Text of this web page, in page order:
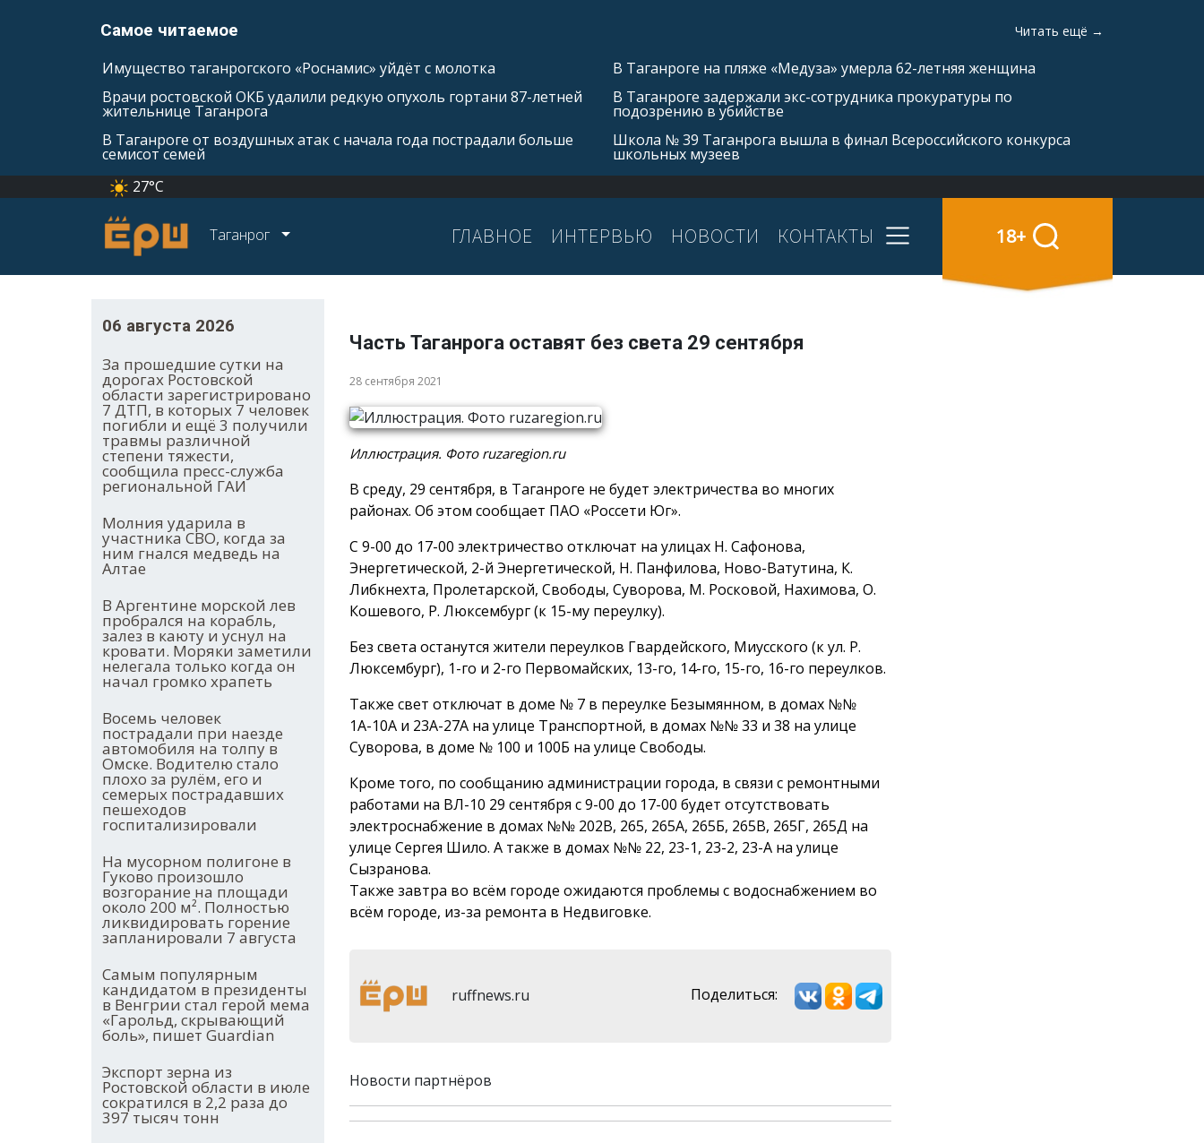
Самое читаемое Читать ещё →
Имущество таганрогского «Роснамис» уйдёт с молотка
Врачи ростовской ОКБ удалили редкую опухоль гортани 87-летней
жительнице Таганрога
В Таганроге от воздушных атак с начала года пострадали больше
семисот семей
В Таганроге на пляже «Медуза» умерла 62-летняя женщина
В Таганроге задержали экс-сотрудника прокуратуры по
подозрению в убийстве
Школа № 39 Таганрога вышла в финал Всероссийского конкурса
школьных музеев
27°C
Таганрог ГЛАВНОЕ ИНТЕРВЬЮ НОВОСТИ КОНТАКТЫ 18+
06 августа 2026
За прошедшие сутки на
дорогах Ростовской
области зарегистрировано
7 ДТП, в которых 7 человек
погибли и ещё 3 получили
травмы различной
степени тяжести,
сообщила пресс-служба
региональной ГАИ
Молния ударила в
участника СВО, когда за
ним гнался медведь на
Алтае
В Аргентине морской лев
пробрался на корабль,
залез в каюту и уснул на
кровати. Моряки заметили
нелегала только когда он
начал громко храпеть
Восемь человек
пострадали при наезде
автомобиля на толпу в
Омске. Водителю стало
плохо за рулём, его и
семерых пострадавших
пешеходов
госпитализировали
На мусорном полигоне в
Гуково произошло
возгорание на площади
около 200 м². Полностью
ликвидировать горение
запланировали 7 августа
Самым популярным
кандидатом в президенты
в Венгрии стал герой мема
«Гарольд, скрывающий
боль», пишет Guardian
Экспорт зерна из
Ростовской области в июле
сократился в 2,2 раза до
397 тысяч тонн
Часть Таганрога оставят без света 29 сентября
28 сентября 2021
Иллюстрация. Фото ruzaregion.ru
В среду, 29 сентября, в Таганроге не будет электричества во многих
районах. Об этом сообщает ПАО «Россети Юг».
С 9-00 до 17-00 электричество отключат на улицах Н. Сафонова,
Энергетической, 2-й Энергетической, Н. Панфилова, Ново-Ватутина, К.
Либкнехта, Пролетарской, Свободы, Суворова, М. Росковой, Нахимова, О.
Кошевого, Р. Люксембург (к 15-му переулку).
Без света останутся жители переулков Гвардейского, Миусского (к ул. Р.
Люксембург), 1-го и 2-го Первомайских, 13-го, 14-го, 15-го, 16-го переулков.
Также свет отключат в доме № 7 в переулке Безымянном, в домах №№
1А-10А и 23А-27А на улице Транспортной, в домах №№ 33 и 38 на улице
Суворова, в доме № 100 и 100Б на улице Свободы.
Кроме того, по сообщанию администрации города, в связи с ремонтными
работами на ВЛ-10 29 сентября с 9-00 до 17-00 будет отсутствовать
электроснабжение в домах №№ 202В, 265, 265А, 265Б, 265В, 265Г, 265Д на
улице Сергея Шило. А также в домах №№ 22, 23-1, 23-2, 23-А на улице
Сызранова.
Также завтра во всём городе ожидаются проблемы с водоснабжением во
всём городе, из-за ремонта в Недвиговке.
ruffnews.ru Поделиться:
Новости партнёров